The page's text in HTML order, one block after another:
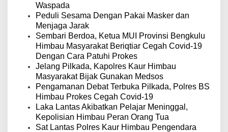
Waspada
Peduli Sesama Dengan Pakai Masker dan
Menjaga Jarak
Sembari Berdoa, Ketua MUI Provinsi Bengkulu
Himbau Masyarakat Beriqtiar Cegah Covid-19
Dengan Cara Patuhi Prokes
Jelang Pilkada, Kapolres Kaur Himbau
Masyarakat Bijak Gunakan Medsos
Pengamanan Debat Terbuka Pilkada, Polres BS
Himbau Prokes Cegah Covid-19
Laka Lantas Akibatkan Pelajar Meninggal,
Kepolisian Himbau Peran Orang Tua
Sat Lantas Polres Kaur Himbau Pengendara